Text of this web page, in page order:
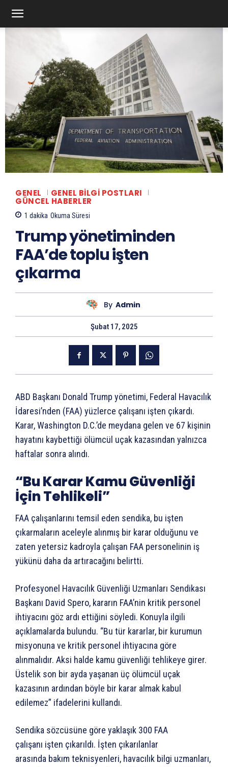
GENEL GENEL BILGI POSTLARI
GÜNCEL HABERLER
1 dakika Okuma Süresi
Trump yönetiminden
FAA’de toplu işten
çıkarma
By Admin
Şubat 17, 2025
ABD Başkanı Donald Trump yönetimi, Federal Havacılık
İdaresi’nden (FAA) yüzlerce çalışanı işten çıkardı.
Karar, Washington D.C.’de meydana gelen ve 67 kişinin
hayatını kaybettiği ölümcül uçak kazasından yalnızca
haftalar sonra alındı.
“Bu Karar Kamu Güvenliği
İçin Tehlikeli”
FAA çalışanlarını temsil eden sendika, bu işten
çıkarmaların aceleyle alınmış bir karar olduğunu ve
zaten yetersiz kadroyla çalışan FAA personelinin iş
yükünü daha da artıracağını belirtti.
Profesyonel Havacılık Güvenliği Uzmanları Sendikası
Başkanı David Spero, kararın FAA’nin kritik personel
ihtiyacını göz ardı ettiğini söyledi. Konuyla ilgili
açıklamalarda bulundu. “Bu tür kararlar, bir kurumun
misyonuna ve kritik personel ihtiyacına göre
alınmalıdır. Aksi halde kamu güvenliği tehlikeye girer.
Üstelik son bir ayda yaşanan üç ölümcül uçak
kazasının ardından böyle bir karar almak kabul
edilemez” ifadelerini kullandı.
Sendika sözcüsüne göre yaklaşık 300 FAA
çalışanı işten çıkarıldı. İşten çıkarılanlar
arasında bakım teknisyenleri, havacılık bilgi uzmanları,